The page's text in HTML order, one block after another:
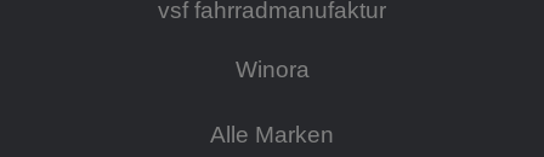
vsf fahrradmanufaktur
Winora
Alle Marken